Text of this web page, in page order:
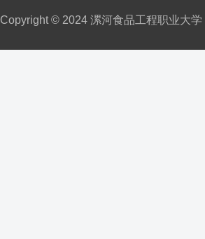
Copyright © 2024 漯河食品工程职业大学